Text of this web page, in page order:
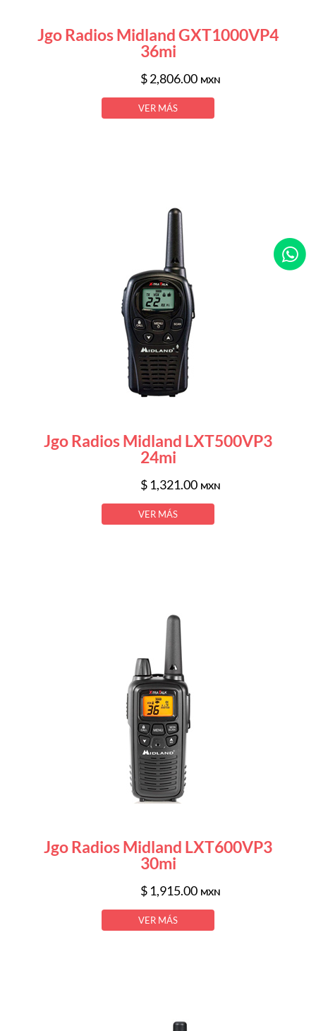
Jgo Radios Midland GXT1000VP4
36mi
$ 2,806.00 MXN
VER MÁS
Jgo Radios Midland LXT500VP3
24mi
$ 1,321.00 MXN
VER MÁS
Jgo Radios Midland LXT600VP3
30mi
$ 1,915.00 MXN
VER MÁS